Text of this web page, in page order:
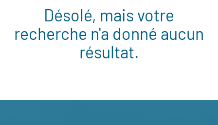
Désolé, mais votre
recherche n'a donné aucun
résultat.